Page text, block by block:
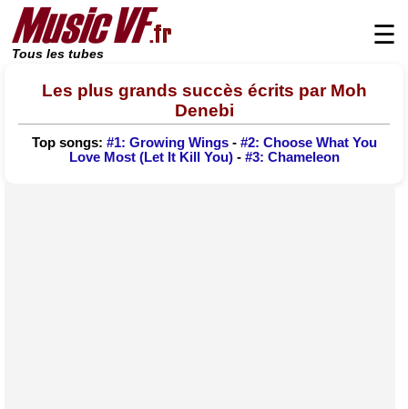
Tous les tubes
☰
Les plus grands succès écrits par Moh
Denebi
Top songs: #1: Growing Wings- #2: Choose What You
Love Most (Let It Kill You)- #3: Chameleon